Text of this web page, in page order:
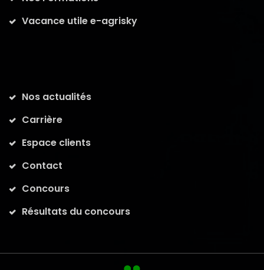
Vacance utile e-agrisky
Nos actualités
Carrière
Espace clients
Contact
Concours
Résultats du concours